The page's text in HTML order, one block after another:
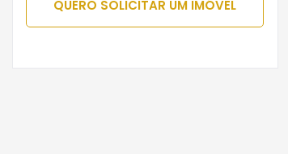
QUERO SOLICITAR UM IMÓVEL